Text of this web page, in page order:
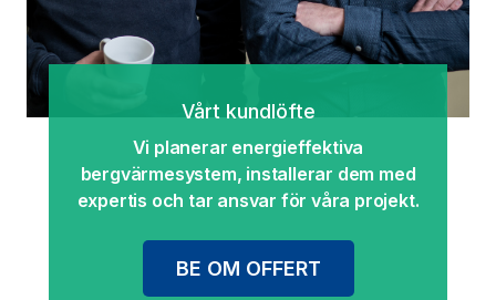
Vårt kundlöfte
Vi planerar energieffektiva
bergvärmesystem, installerar dem med
expertis och tar ansvar för våra projekt.
BE OM OFFERT